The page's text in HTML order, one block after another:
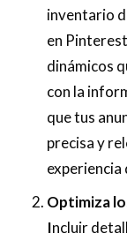
inventario
en
dinámicos
con la
que tus
precisa y
experiencia
Optimiza
Incluir